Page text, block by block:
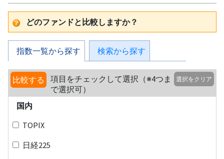
どのファンドと比較しますか？
指数一覧から探す 検索から探す
比較する
項目をチェックして選択（※4つま
で選択可）
選択をクリア
国内
TOPIX
日経225